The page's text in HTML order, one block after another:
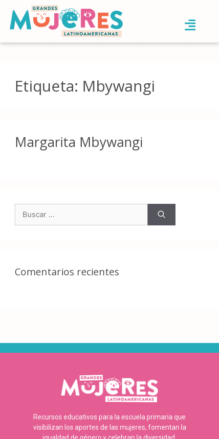
Etiqueta: Mbywangi
Margarita Mbywangi
Comentarios recientes
Recursos educativos para la escuela primaria que
visibilizan los aportes de las mujeres, fomentan la
igualdad de género y celebran la diversidad.